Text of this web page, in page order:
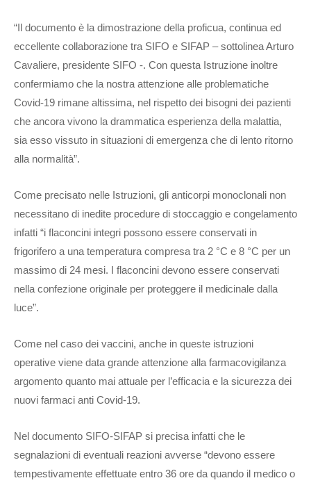
“Il documento è la dimostrazione della proficua, continua ed
eccellente collaborazione tra SIFO e SIFAP – sottolinea Arturo
Cavaliere, presidente SIFO -. Con questa Istruzione inoltre
confermiamo che la nostra attenzione alle problematiche
Covid-19 rimane altissima, nel rispetto dei bisogni dei pazienti
che ancora vivono la drammatica esperienza della malattia,
sia esso vissuto in situazioni di emergenza che di lento ritorno
alla normalità”.
Come precisato nelle Istruzioni, gli anticorpi monoclonali non
necessitano di inedite procedure di stoccaggio e congelamento
infatti “i flaconcini integri possono essere conservati in
frigorifero a una temperatura compresa tra 2 °C e 8 °C per un
massimo di 24 mesi. I flaconcini devono essere conservati
nella confezione originale per proteggere il medicinale dalla
luce”.
Come nel caso dei vaccini, anche in queste istruzioni
operative viene data grande attenzione alla farmacovigilanza
argomento quanto mai attuale per l’efficacia e la sicurezza dei
nuovi farmaci anti Covid-19.
Nel documento SIFO-SIFAP si precisa infatti che le
segnalazioni di eventuali reazioni avverse “devono essere
tempestivamente effettuate entro 36 ore da quando il medico o